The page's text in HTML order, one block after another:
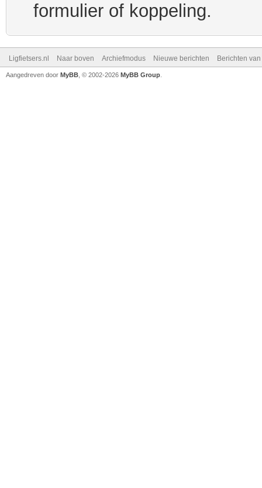
formulier of koppeling.
Ligfietsers.nl Naar boven Archiefmodus Nieuwe berichten Berichten
Aangedreven door MyBB , © 2002-2026 MyBB Group